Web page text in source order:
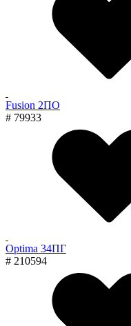
Fusion 2ПО
# 79933
Optima 34ПГ
# 210594